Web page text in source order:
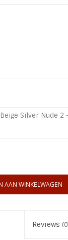
AAN WINKELWAGEN
Reviews